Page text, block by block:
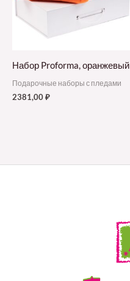
Набор Proforma, оранжевый
Подарочные наборы с пледами
2381,00₽